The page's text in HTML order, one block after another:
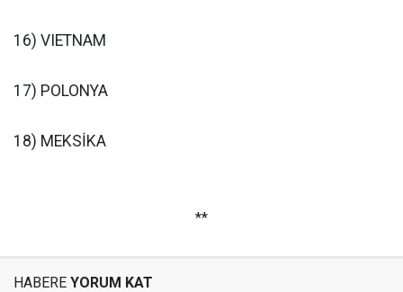
16) VIETNAM
17) POLONYA
18) MEKSİKA
**
HABERE YORUM KAT